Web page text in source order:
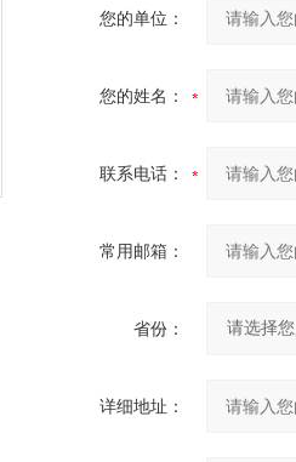
您的单位：
您的姓名：
联系电话：
常用邮箱：
省份：
详细地址：